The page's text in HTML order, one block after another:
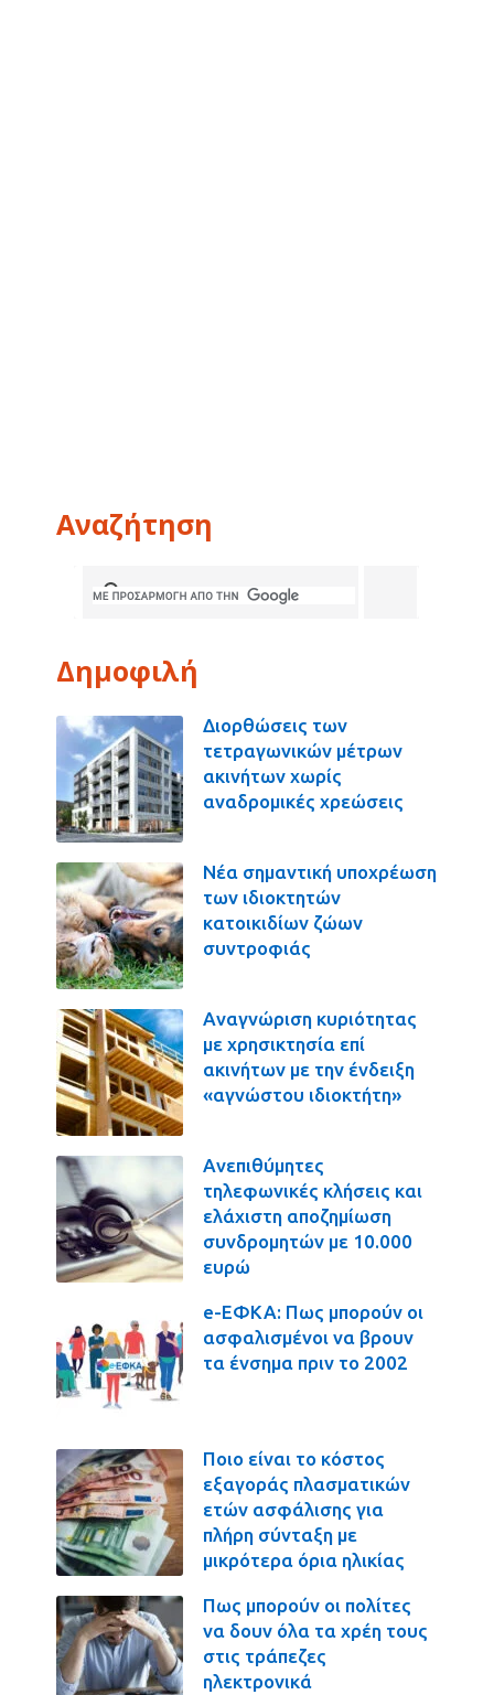
Αναζήτηση
Δημοφιλή
Διορθώσεις των
τετραγωνικών μέτρων
ακινήτων χωρίς
αναδρομικές χρεώσεις
Νέα σημαντική υποχρέωση
των ιδιοκτητών
κατοικιδίων ζώων
συντροφιάς
Αναγνώριση κυριότητας
με χρησικτησία επί
ακινήτων με την ένδειξη
«αγνώστου ιδιοκτήτη»
Ανεπιθύμητες
τηλεφωνικές κλήσεις και
ελάχιστη αποζημίωση
συνδρομητών με 10.000
ευρώ
e-ΕΦΚΑ: Πως μπορούν οι
ασφαλισμένοι να βρουν
τα ένσημα πριν το 2002
Ποιο είναι το κόστος
εξαγοράς πλασματικών
ετών ασφάλισης για
πλήρη σύνταξη με
μικρότερα όρια ηλικίας
Πως μπορούν οι πολίτες
να δουν όλα τα χρέη τους
στις τράπεζες
ηλεκτρονικά